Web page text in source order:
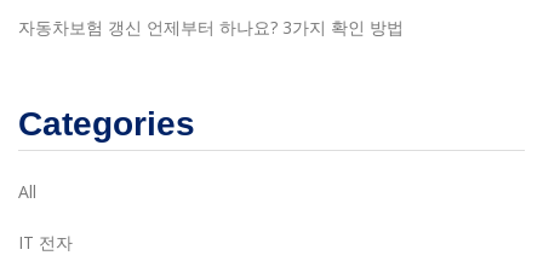
자동차보험 갱신 언제부터 하나요? 3가지 확인 방법
Categories
All
IT 전자